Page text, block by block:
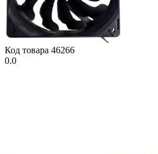
Код товара 46266
0.0